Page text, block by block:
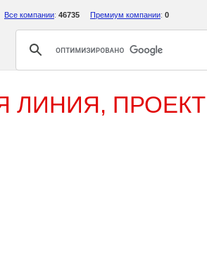
Все компании: 46735 Премиум компании: 0
ЛИНИЯ,